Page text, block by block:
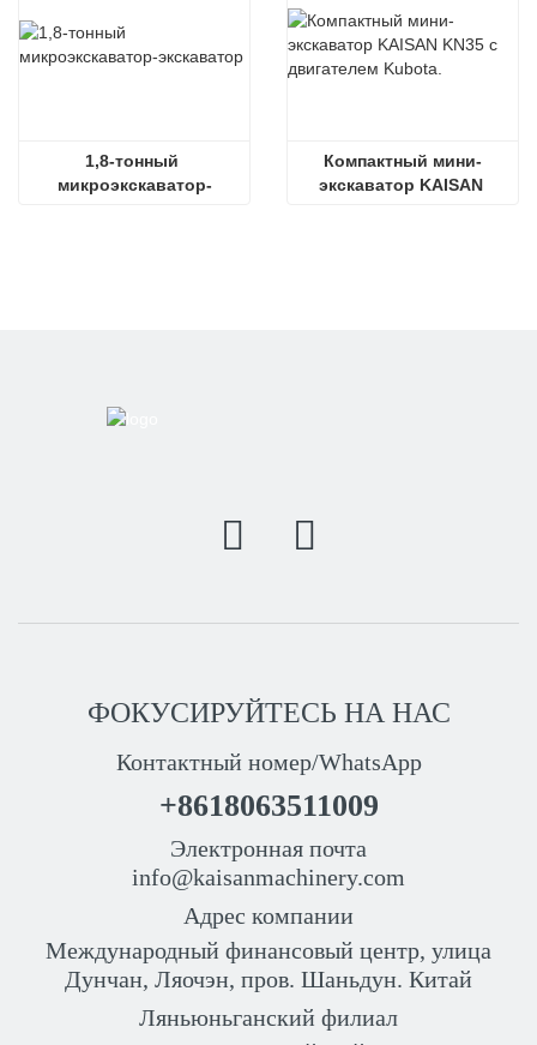
1,8-тонный
микроэкскаватор-
Компактный мини-
экскаватор KAISAN
ФОКУСИРУЙТЕСЬ НА НАС
Контактный номер/WhatsApp
+8618063511009
Электронная почта
info@kaisanmachinery.com
Адрес компании
Международный финансовый центр, улица
Дунчан, Ляочэн, пров. Шаньдун. Китай
Ляньюньганский филиал